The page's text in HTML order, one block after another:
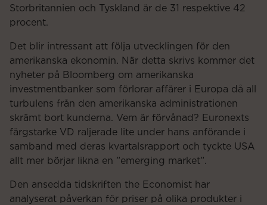
Storbritannien och Tyskland är de 31 respektive 42
procent.
Det blir intressant att följa utvecklingen för den
amerikanska ekonomin. När detta skrivs kommer det
nyheter på Bloomberg om amerikanska
investmentbanker som förlorar affärer i Europa då all
turbulens från den amerikanska administrationen
skrämt bort kunderna. Vem är förvånad? Euronexts
färgstarke VD raljerade lite under hans anförande i
samband med deras kvartalsrapport och tyckte USA
allt mer börjar likna en ”emerging market”.
Den ansedda tidskriften the Economist har
analyserat påverkan för priser på olika produkter i